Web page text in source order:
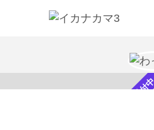
スカウト受